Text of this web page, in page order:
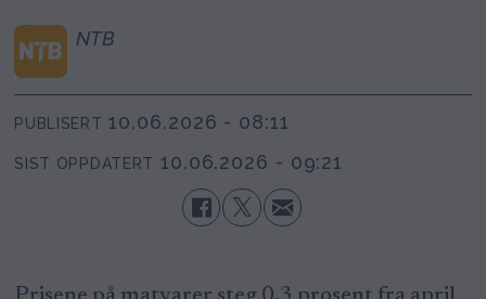
NTB
PUBLISERT 10.06.2026 - 08:11
SIST OPPDATERT 10.06.2026 - 09:21